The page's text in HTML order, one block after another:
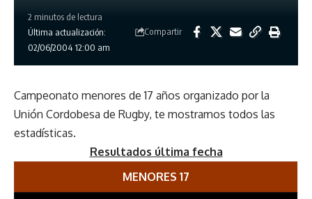
Última actualización:
02/06/2004 12:00 am
2 minutos de lectura
Compartir
Campeonato menores de 17 años organizado por la
Unión Cordobesa de Rugby, te mostramos todos las
estadísticas.
Resultados última fecha
MENORES 17